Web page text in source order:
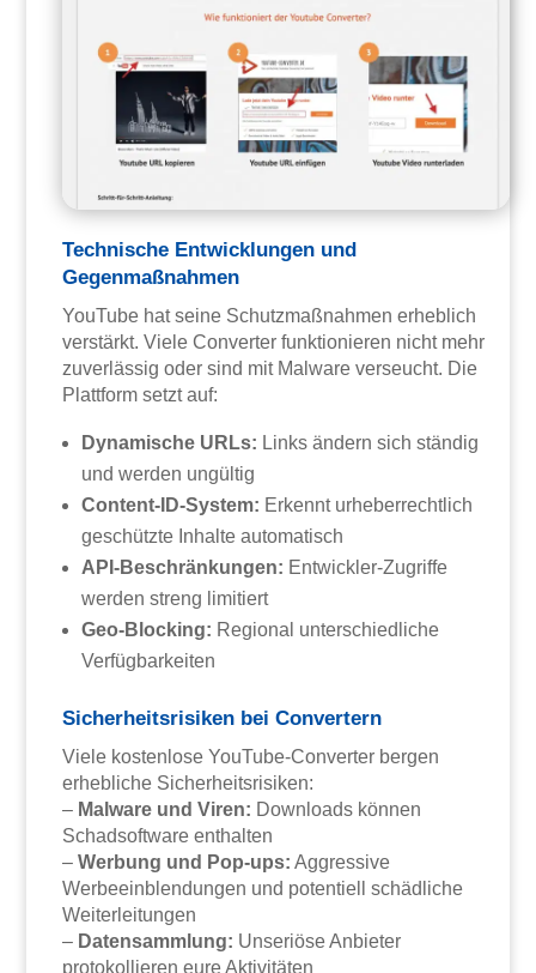
Technische Entwicklungen und
Gegenmaßnahmen
YouTube hat seine Schutzmaßnahmen erheblich
verstärkt. Viele Converter funktionieren nicht mehr
zuverlässig oder sind mit Malware verseucht. Die
Plattform setzt auf:
Dynamische URLs: Links ändern sich ständig
und werden ungültig
Content-ID-System: Erkennt urheberrechtlich
geschützte Inhalte automatisch
API-Beschränkungen: Entwickler-Zugriffe
werden streng limitiert
Geo-Blocking: Regional unterschiedliche
Verfügbarkeiten
Sicherheitsrisiken bei Convertern
Viele kostenlose YouTube-Converter bergen
erhebliche Sicherheitsrisiken:
– Malware und Viren: Downloads können
Schadsoftware enthalten
–Werbung und Pop-ups: Aggressive
Werbeeinblendungen und potentiell schädliche
Weiterleitungen
– Datensammlung: Unseriöse Anbieter
protokollieren eure Aktivitäten